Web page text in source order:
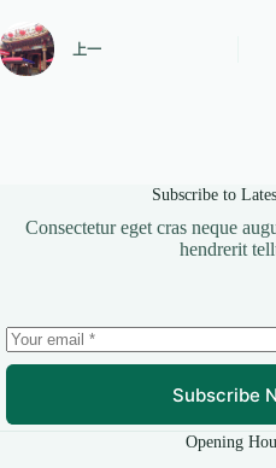
上一
Subscribe to
Consectetur eget cras neque
hendrerit
Subscribe
Opening